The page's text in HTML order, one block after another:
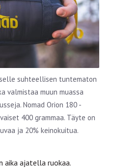
suhteellisen tuntematon
valmistaa muun muassa
Nomad Orion 180 -
400 grammaa. Täyte on
ja 20% keinokuitua.
aika ajatella ruokaa.